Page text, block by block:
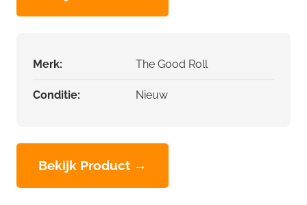
Merk: The Good Roll
Conditie: Nieuw
Bekijk Product →